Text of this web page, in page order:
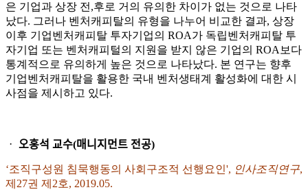
은 기업과 상장 전,후로 거의 유의한 차이가 없는 것으로 나타
났다. 그러나 벤처캐피탈의 유형을 나누어 비교한 결과, 상장
이후 기업벤처캐피탈 투자기업의 ROA가 독립벤처캐피탈 투
자기업 또는 벤처캐피털의 지원을 받지 않은 기업의 ROA보다
통계적으로 유의하게 높은 것으로 나타났다. 본 연구는 향후
기업벤처캐피탈을 활용한 국내 벤처생태계 활성화에 대한 시
사점을 제시하고 있다.
ᆞ 오홍석 교수(매니지먼트 전공)
‘조직구성원 침묵행동의 사회구조적 선행요인', 인사조직연구,
제27권 제2호, 2019.05.